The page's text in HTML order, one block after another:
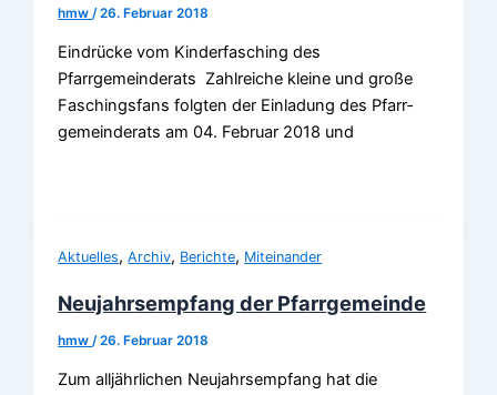
hmw /26. Februar 2018
Eindrücke vom Kinderfasching des
Pfarrgemeinderats Zahlreiche kleine und große
Faschingsfans folgten der Einladung des Pfarr­
gemeinderats am 04. Februar 2018 und
Aktuelles,Archiv, Berichte, Miteinander
Neujahrsempfang der Pfarrgemeinde
hmw/26. Februar 2018
Zum alljährlichen Neujahrsempfang hat die